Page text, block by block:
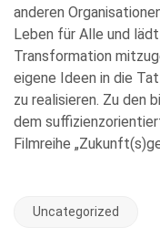
anderen
Leben für Alle und
Transformation
eigene Ideen in die
zu realisieren. Zu den
dem
Filmreihe
Uncategorized